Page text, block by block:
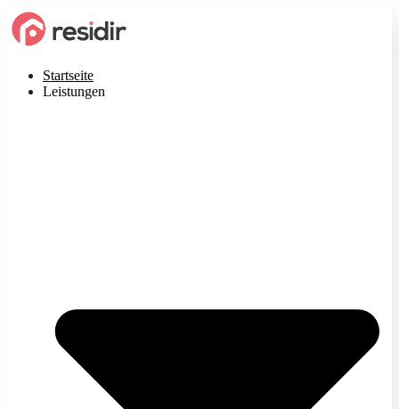
Startseite
Leistungen